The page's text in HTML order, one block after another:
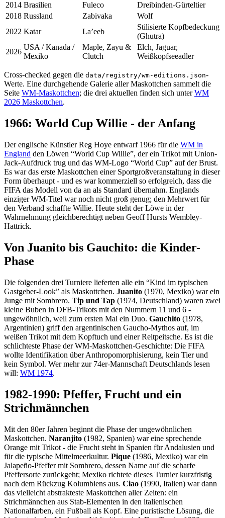
2014 Brasilien Fuleco
Dreibinden-Gürteltier
2018 Russland Zabivaka
Wolf
2022 Katar La’eeb
Stilisierte Kopfbedeckung
(Ghutra)
2026
USA / Kanada /
Mexiko
Maple, Zayu &
Clutch
Elch, Jaguar,
Weißkopfseeadler
Cross-checked gegen die data/registry/wm-editions.json-
Werte. Eine durchgehende Galerie aller Maskottchen sammelt die
Seite WM-Maskottchen; die drei aktuellen finden sich unterWM
2026 Maskottchen.
1966: World Cup Willie - der Anfang
Der englische Künstler Reg Hoye entwarf 1966 für die WM in
England den Löwen “World Cup Willie”, der ein Trikot mit Union-
Jack-Aufdruck trug und das WM-Logo “World Cup” auf der Brust.
Es war das erste Maskottchen einer Sportgroßveranstaltung in dieser
Form überhaupt - und es war kommerziell so erfolgreich, dass die
FIFA das Modell von da an als Standard übernahm. Englands
einziger WM-Titel war noch nicht groß genug; den Mehrwert für
den Verband schaffte Willie. Heute steht der Löwe in der
Wahrnehmung gleichberechtigt neben Geoff Hursts Wembley-
Hattrick.
Von Juanito bis Gauchito: die Kinder-
Phase
Die folgenden drei Turniere lieferten alle ein “Kind im typischen
Gastgeber-Look” als Maskottchen. Juanito (1970, Mexiko) war ein
Junge mit Sombrero. Tip und Tap (1974, Deutschland) waren zwei
kleine Buben in DFB-Trikots mit den Nummern 11 und 6 -
ungewöhnlich, weil zum ersten Mal ein Duo. Gauchito (1978,
Argentinien) griff den argentinischen Gaucho-Mythos auf, im
weißen Trikot mit dem Kopftuch und einer Reitpeitsche. Es ist die
schlichteste Phase der WM-Maskottchen-Geschichte: Die FIFA
wollte Identifikation über Anthropomorphisierung, kein Tier und
kein Symbol. Wer mehr zur 74er-Mannschaft Deutschlands lesen
will: WM 1974.
1982-1990: Pfeffer, Frucht und ein
Strichmännchen
Mit den 80er Jahren beginnt die Phase der ungewöhnlichen
Maskottchen. Naranjito (1982, Spanien) war eine sprechende
Orange mit Trikot - die Frucht steht in Spanien für Andalusien und
für die typische Mittelmeerkultur. Pique (1986, Mexiko) war ein
Jalapeño-Pfeffer mit Sombrero, dessen Name auf die scharfe
Pfeffersorte zurückgeht; Mexiko richtete dieses Turnier kurzfristig
nach dem Rückzug Kolumbiens aus. Ciao (1990, Italien) war dann
das vielleicht abstrakteste Maskottchen aller Zeiten: ein
Strichmännchen aus Stab-Elementen in den italienischen
Nationalfarben, ein Fußball als Kopf. Eine puristische Lösung, die